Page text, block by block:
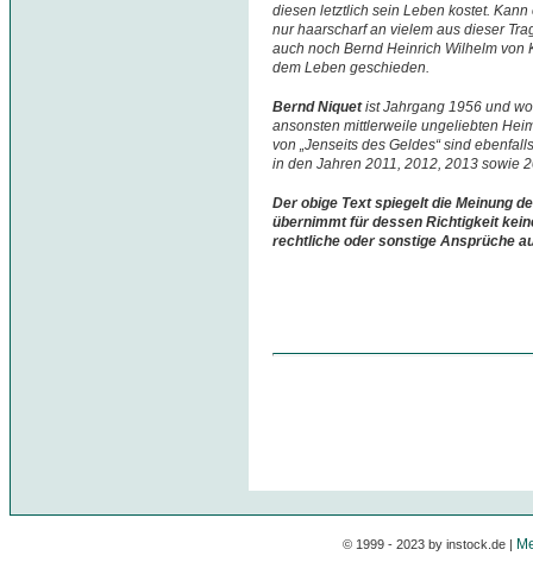
diesen letztlich sein Leben kostet.
nur haarscharf an vielem aus dieser
auch noch Bernd Heinrich Wilhelm von
dem Leben geschieden.
Bernd Niquetist Jahrgang 1956 und
ansonsten mittlerweile ungeliebten
von „Jenseits des Geldes“ sind
in den Jahren 2011, 2012, 2013 sowie
Der obige Text spiegelt die Meinung
übernimmt für dessen Richtigkeit
rechtliche oder sonstige Ansprüche
© 1999 - 2023 by instock.de |